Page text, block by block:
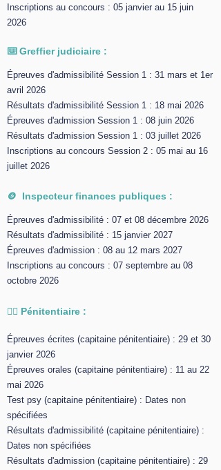
Inscriptions au concours : 05 janvier au 15 juin
2026
⌨️ Greffier judiciaire :
Épreuves d'admissibilité Session 1 : 31 mars et 1er
avril 2026
Résultats d'admissibilité Session 1 : 18 mai 2026
Épreuves d'admission Session 1 : 08 juin 2026
Résultats d'admission Session 1 : 03 juillet 2026
Inscriptions au concours Session 2 : 05 mai au 16
juillet 2026
🪙 Inspecteur finances publiques :
Épreuves d'admissibilité : 07 et 08 décembre 2026
Résultats d'admissibilité : 15 janvier 2027
Épreuves d'admission : 08 au 12 mars 2027
Inscriptions au concours : 07 septembre au 08
octobre 2026
👮‍♂️ Pénitentiaire :
Épreuves écrites (capitaine pénitentiaire) : 29 et 30
janvier 2026
Épreuves orales (capitaine pénitentiaire) : 11 au 22
mai 2026
Test psy (capitaine pénitentiaire) : Dates non
spécifiées
Résultats d'admissibilité (capitaine pénitentiaire) :
Dates non spécifiées
Résultats d'admission (capitaine pénitentiaire) : 29